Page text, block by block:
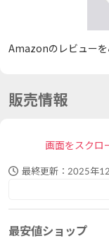
Amazonのレビューを
販売情報
画面をスクロ
最終更新： 2025年
最安値ショップ